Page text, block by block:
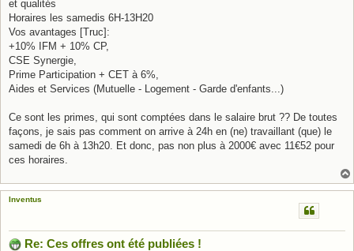
et qualités
Horaires les samedis 6H-13H20
Vos avantages [Truc]:
+10% IFM + 10% CP,
CSE Synergie,
Prime Participation + CET à 6%,
Aides et Services (Mutuelle - Logement - Garde d'enfants...)
Ce sont les primes, qui sont comptées dans le salaire brut ?? De toutes
façons, je sais pas comment on arrive à 24h en (ne) travaillant (que) le
samedi de 6h à 13h20. Et donc, pas non plus à 2000€ avec 11€52 pour
ces horaires.
Inventus
Re: Ces offres ont été publiées !